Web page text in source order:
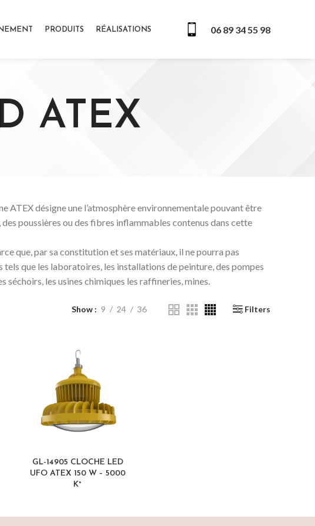
PRODUITS RÉALISATIONS 06 89 34 55 98
ATEX
ATEX désigne une l’atmosphère environnementale pouvant être
poussières ou des fibres inflammables contenus dans cette
que, par sa constitution et ses matériaux, il ne pourra pas
que les laboratoires, les installations de peinture, des pompes
les usines chimiques les raffineries, mines.
Show 9 24 36 Filters
GL-14905 CLOCHE LED
UFO ATEX 150 W – 5000
K°